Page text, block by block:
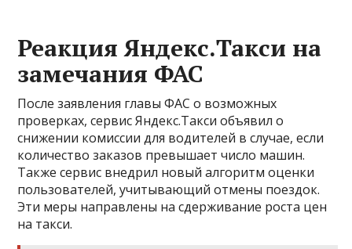
Реакция Яндекс.Такси на
замечания ФАС
После заявления главы ФАС о возможных
проверках, сервис Яндекс.Такси объявил о
снижении комиссии для водителей в случае, если
количество заказов превышает число машин.
Также сервис внедрил новый алгоритм оценки
пользователей, учитывающий отмены поездок.
Эти меры направлены на сдерживание роста цен
на такси.